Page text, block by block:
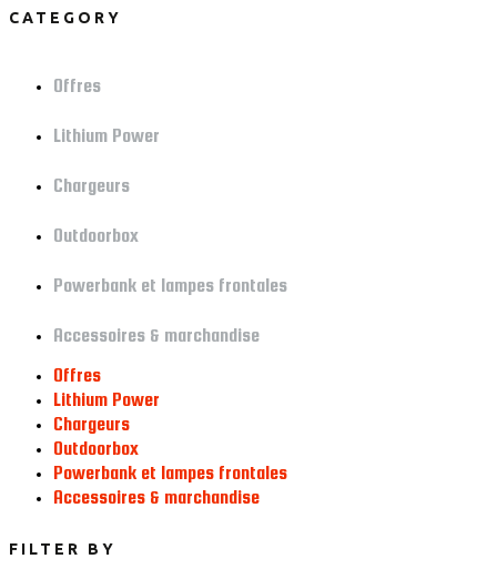
CATEGORY
Offres
Lithium Power
Chargeurs
Outdoorbox
Powerbank et lampes frontales
Accessoires & marchandise
Offres
Lithium Power
Chargeurs
Outdoorbox
Powerbank et lampes frontales
Accessoires & marchandise
FILTER BY